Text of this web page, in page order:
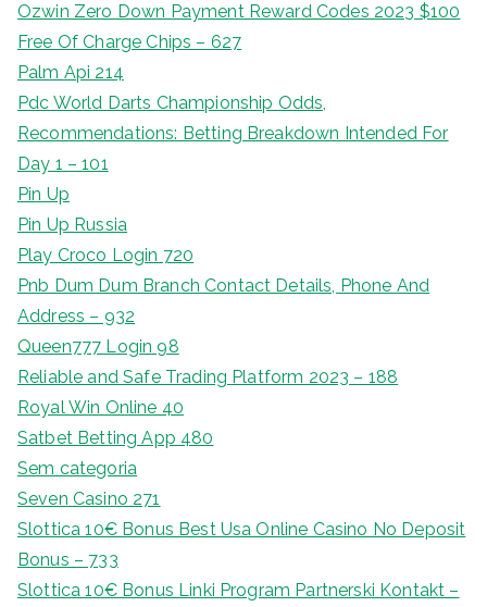
Ozwin Zero Down Payment Reward Codes 2023 $100
Free Of Charge Chips – 627
Palm Api 214
Pdc World Darts Championship Odds,
Recommendations: Betting Breakdown Intended For
Day 1 – 101
Pin Up
Pin Up Russia
Play Croco Login 720
Pnb Dum Dum Branch Contact Details, Phone And
Address – 932
Queen777 Login 98
Reliable and Safe Trading Platform 2023 – 188
Royal Win Online 40
Satbet Betting App 480
Sem categoria
Seven Casino 271
Slottica 10€ Bonus Best Usa Online Casino No Deposit
Bonus – 733
Slottica 10€ Bonus Linki Program Partnerski Kontakt –